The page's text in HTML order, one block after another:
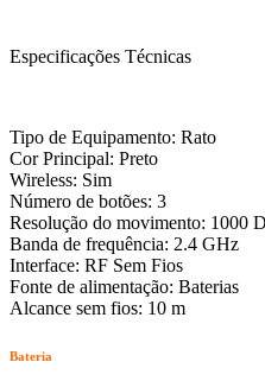
Especificações Técnicas
Tipo de Equipamento: Rato
Cor Principal: Preto
Wireless: Sim
Número de botões: 3
Resolução do movimento: 1000
Banda de frequência: 2.4 GHz
Interface: RF Sem Fios
Fonte de alimentação: Baterias
Alcance sem fios: 10 m
Bateria